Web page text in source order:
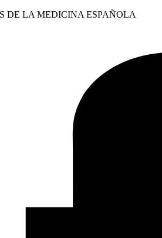
DE LA MEDICINA ESPAÑOLA